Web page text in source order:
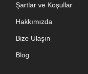
Şartlar ve Koşullar
Hakkımızda
Bize Ulaşın
Blog